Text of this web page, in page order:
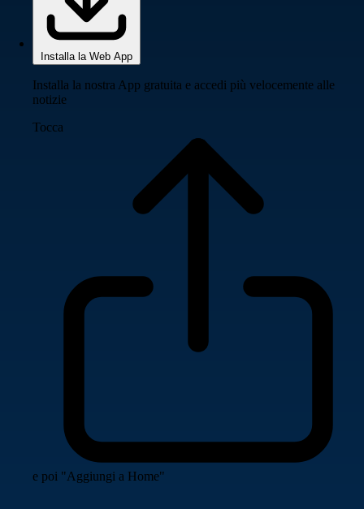
Installa la Web App
Installa la nostra App gratuita e accedi più velocemente alle
notizie
Tocca
e poi "Aggiungi a Home"